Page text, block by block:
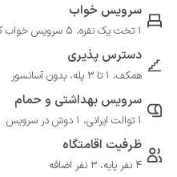
سرویس خواب
1 تخت یک نفره، 5 سرویس خواب کامل
دسترس پذیری
همکف، 1 تا 3 پله، بدون آسانسور
سرویس بهداشتی و حمام
1 توالت ایرانی، 1 دوش در سرویس
ظرفیت اقامتگاه
4 نفر پایه، 3 نفر اضافه